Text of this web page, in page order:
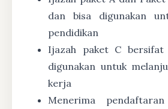
dan bisa digunakan
pendidikan
Ijazah paket C
digunakan untuk
kerja
Menerima